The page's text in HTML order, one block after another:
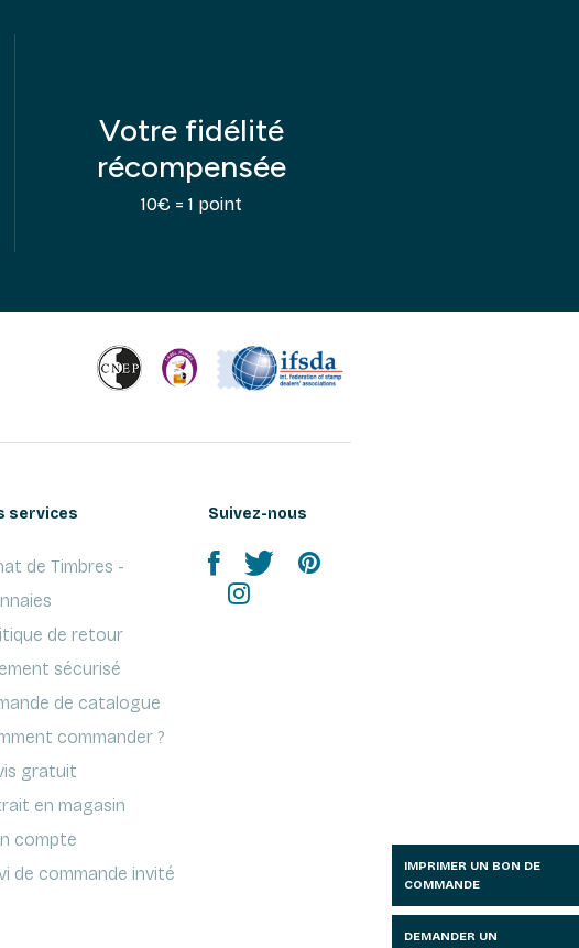
Votre fidélité
récompensée
10€ = 1 point
services
de Timbres -
de retour
sécurisé
de catalogue
commander ?
gratuit
en magasin
compte
de commande invité
Suivez-nous
IMPRIMER UN BON DE
COMMANDE
DEMANDER UN